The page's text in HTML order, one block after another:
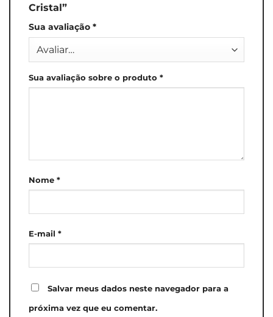
Cristal”
Sua avaliação *
Sua avaliação sobre o produto *
Nome *
E-mail *
Salvar meus dados neste navegador para a
próxima vez que eu comentar.